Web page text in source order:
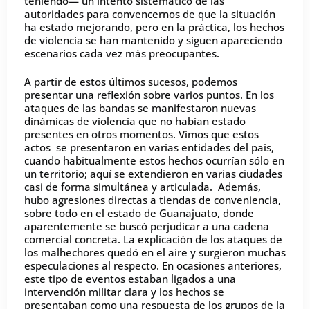
autoridades para convencernos de que la situación
ha estado mejorando, pero en la práctica, los hechos
de violencia se han mantenido y siguen apareciendo
escenarios cada vez más preocupantes.
A partir de estos últimos sucesos, podemos
presentar una reflexión sobre varios puntos. En los
ataques de las bandas se manifestaron nuevas
dinámicas de violencia que no habían estado
presentes en otros momentos. Vimos que estos
actos se presentaron en varias entidades del país,
cuando habitualmente estos hechos ocurrían sólo en
un territorio; aquí se extendieron en varias ciudades
casi de forma simultánea y articulada. Además,
hubo agresiones directas a tiendas de conveniencia,
sobre todo en el estado de Guanajuato, donde
aparentemente se buscó perjudicar a una cadena
comercial concreta. La explicación de los ataques de
los malhechores quedó en el aire y surgieron muchas
especulaciones al respecto. En ocasiones anteriores,
este tipo de eventos estaban ligados a una
intervención militar clara y los hechos se
presentaban como una respuesta de los grupos de la